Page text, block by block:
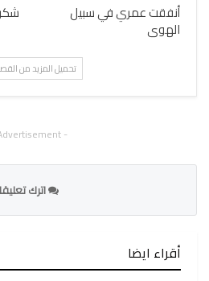
أنفقت عمري في سبيل
الهوى
تحميل المزيد من
-
اترك تعليقا
أقراء ايضا